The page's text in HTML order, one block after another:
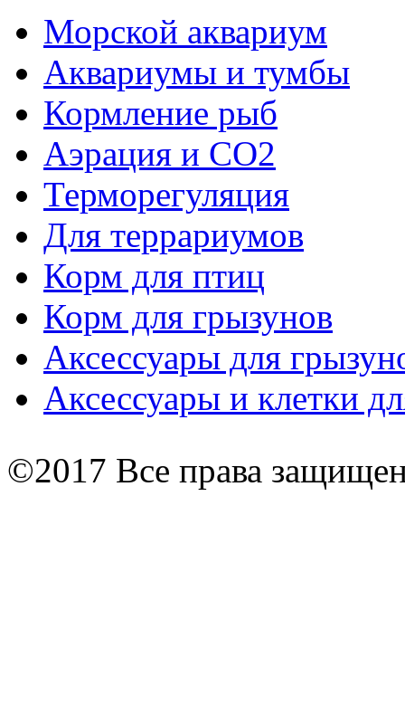
Морской аквариум
Аквариумы и тумбы
Кормление рыб
Аэрация и СО2
Терморегуляция
Для террариумов
Корм для птиц
Корм для грызунов
Аксессуары для
Аксессуары и клетки
©2017 Все права